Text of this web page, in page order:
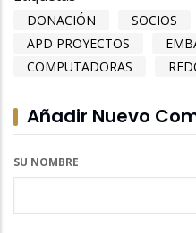
DONACIÓN SOCIOS
APD PROYECTOS
COMPUTADORAS
Añadir Nuevo
SU NOMBRE